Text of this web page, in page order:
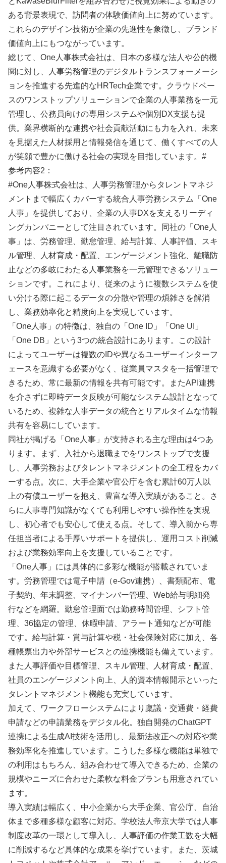
ある背景表現で、訪問者の体験価値向上に努めています。
これらのデザイン技術が企業の先進性を象徴し、ブランド
価値向上にもつながっています。
総じて、One人事株式会社は、日本の多様な法人や公的機
関に対し、人事労務管理のデジタルトランスフォーメーシ
ョンを推進する先進的なHRTech企業です。クラウドベー
スのワンストップソリューションで企業の人事業務を一元
管理し、公務員向けの専用システムや個別DX支援も提
供。業界横断的な連携や社会貢献活動にも力を入れ、未来
を見据えた人材採用と情報発信を通じて、働くすべての人
が笑顔で豊かに働ける社会の実現を目指しています。#
参考内容2：
#One人事株式会社は、人事労務管理からタレントマネジ
メントまで幅広くカバーする統合人事労務システム「One
人事」を提供しており、企業の人事DXを支えるリーディ
ングカンパニーとして注目されています。同社の「One人
事」は、労務管理、勤怠管理、給与計算、人事評価、スキ
ル管理、人材育成・配置、エンゲージメント強化、離職防
止などの多岐にわたる人事業務を一元管理できるソリュー
ションです。これにより、従来のように複数システムを使
い分ける際に起こるデータの分散や管理の煩雑さを解消
し、業務効率化と精度向上を実現しています。
「One人事」の特徴は、独自の「One ID」「One UI」
「One DB」という3つの統合設計にあります。この設計
によってユーザーは複数のIDや異なるユーザーインターフ
ェースを意識する必要がなく、従業員マスタを一括管理で
きるため、常に最新の情報を共有可能です。またAPI連携
を介さずに即時データ反映が可能なシステム設計となって
いるため、複雑な人事データの統合とリアルタイムな情報
共有を容易にしています。
同社が掲げる「One人事」が支持される主な理由は4つあ
ります。まず、入社から退職までをワンストップで支援
し、人事労務およびタレントマネジメントの全工程をカバ
ーする点。次に、大手企業や官公庁を含む累計60万人以
上の有償ユーザーを抱え、豊富な導入実績があること。さ
らに人事専門知識がなくても利用しやすい操作性を実現
し、初心者でも安心して使える点。そして、導入前から専
任担当者による手厚いサポートを提供し、運用コスト削減
および業務効率向上を支援していることです。
「One人事」には具体的に多彩な機能が搭載されていま
す。労務管理では電子申請（e-Gov連携）、書類配布、電
子契約、年末調整、マイナンバー管理、Web給与明細発
行などを網羅。勤怠管理面では勤務時間管理、シフト管
理、36協定の管理、休暇申請、アラート通知などが可能
です。給与計算・賞与計算や税・社会保険対応に加え、各
種帳票出力や外部サービスとの連携機能も備えています。
また人事評価や目標管理、スキル管理、人材育成・配置、
社員のエンゲージメント向上、人的資本情報開示といった
タレントマネジメント機能も充実しています。
加えて、ワークフローシステムにより稟議・交通費・経費
申請などの申請業務をデジタル化。独自開発のChatGPT
連携による生成AI技術を活用し、最新法改正への対応や業
務効率化を推進しています。こうした多様な機能は単独で
の利用はもちろん、組み合わせて導入できるため、企業の
規模やニーズに合わせた柔軟な料金プランも用意されてい
ます。
導入実績は幅広く、中小企業から大手企業、官公庁、自治
体まで多種多様な顧客に対応。学校法人帝京大学では人事
制度改革の一環として導入し、人事評価の作業工数を大幅
に削減するなど具体的な成果を挙げています。また、茨城